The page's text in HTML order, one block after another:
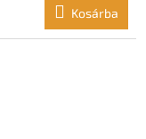
Kosárba